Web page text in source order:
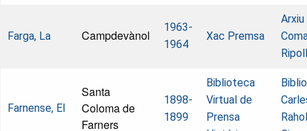
Farga, La Campdevànol
1963-
1964
Xac Premsa
Arxiu
Farnense, El
Santa
Coloma de
Farners
1898-
1899
Biblioteca
Virtual de
Prensa